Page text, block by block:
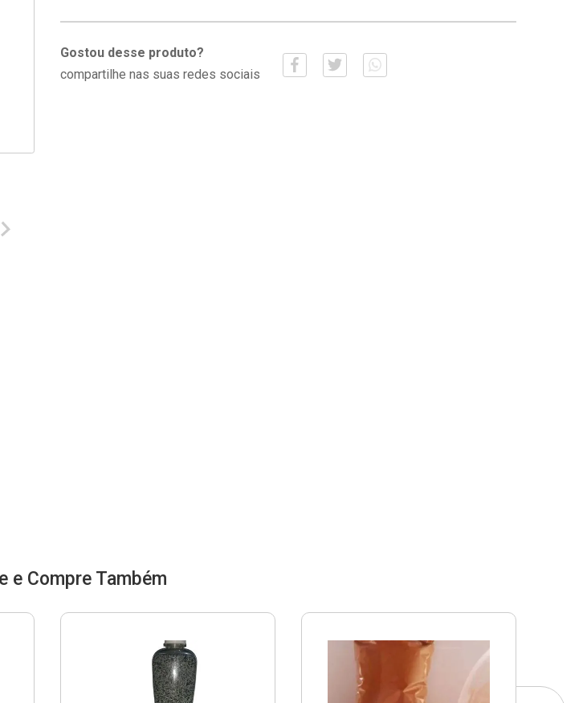
Gostou desse produto?
compartilhe nas suas redes sociais
e Compre Também